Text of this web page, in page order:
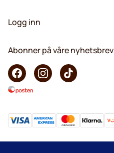
Logg inn
Abonner på våre nyhetsbrev